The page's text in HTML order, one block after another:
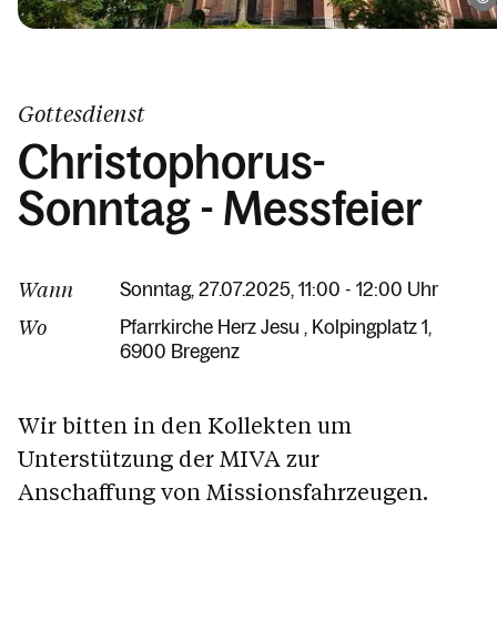
Gottesdienst
Christophorus-
Sonntag - Messfeier
Wann Sonntag, 27.07.2025, 11:00 - 12:00 Uhr
Wo Pfarrkirche Herz Jesu
Kolpingplatz 1
6900 Bregenz
Wir bitten in den Kollekten um
Unterstützung der MIVA zur
Anschaffung von Missionsfahrzeugen.